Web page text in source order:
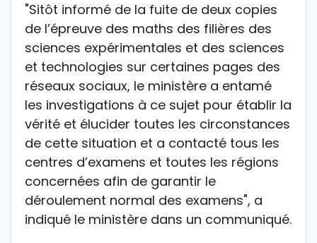
"Sitôt informé de la fuite de deux copies
de l’épreuve des maths des filières des
sciences expérimentales et des sciences
et technologies sur certaines pages des
réseaux sociaux, le ministère a entamé
les investigations à ce sujet pour établir la
vérité et élucider toutes les circonstances
de cette situation et a contacté tous les
centres d’examens et toutes les régions
concernées afin de garantir le
déroulement normal des examens", a
indiqué le ministère dans un communiqué.